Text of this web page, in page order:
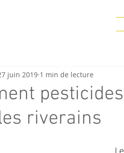
riverains
juin 2019 1 min de lecture